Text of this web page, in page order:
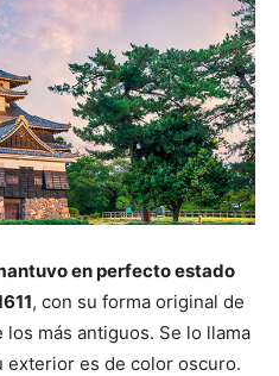
en perfecto estado
, con su forma original de
más antiguos. Se lo llama
exterior es de color oscuro.